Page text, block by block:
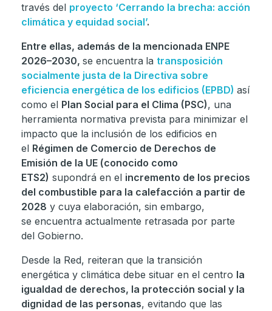
través del proyecto ‘Cerrando la brecha: acción
climática y equidad social’.
Entre ellas, además de la mencionada ENPE
2026–2030, se encuentra la transposición
socialmente justa de la Directiva sobre
eficiencia energética de los edificios (EPBD) así
como el Plan Social para el Clima (PSC), una
herramienta normativa prevista para minimizar el
impacto que la inclusión de los edificios en
el Régimen de Comercio de Derechos de
Emisión de la UE (conocido como
ETS2) supondrá en el incremento de los precios
del combustible para la calefacción a partir de
2028 y cuya elaboración, sin embargo,
se encuentra actualmente retrasada por parte
del Gobierno.
Desde la Red, reiteran que la transición
energética y climática debe situar en el centro la
igualdad de derechos, la protección social y la
dignidad de las personas, evitando que las